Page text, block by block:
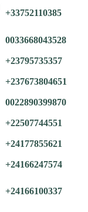
+33752110385
0033668043528
+23795735357
+237673804651
0022890399870
+22507744551
+24177855621
+24166247574
+24166100337